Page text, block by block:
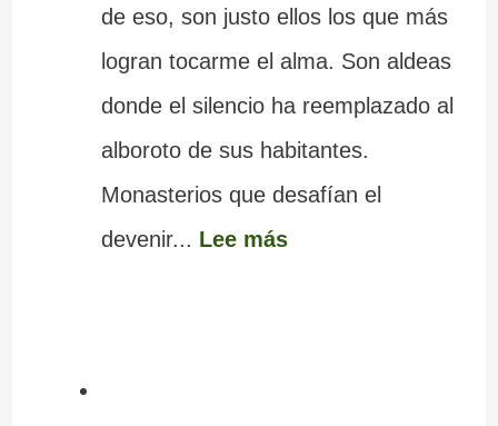
de eso, son justo ellos los que más
logran tocarme el alma. Son aldeas
donde el silencio ha reemplazado al
alboroto de sus habitantes.
Monasterios que desafían el
devenir... Lee más